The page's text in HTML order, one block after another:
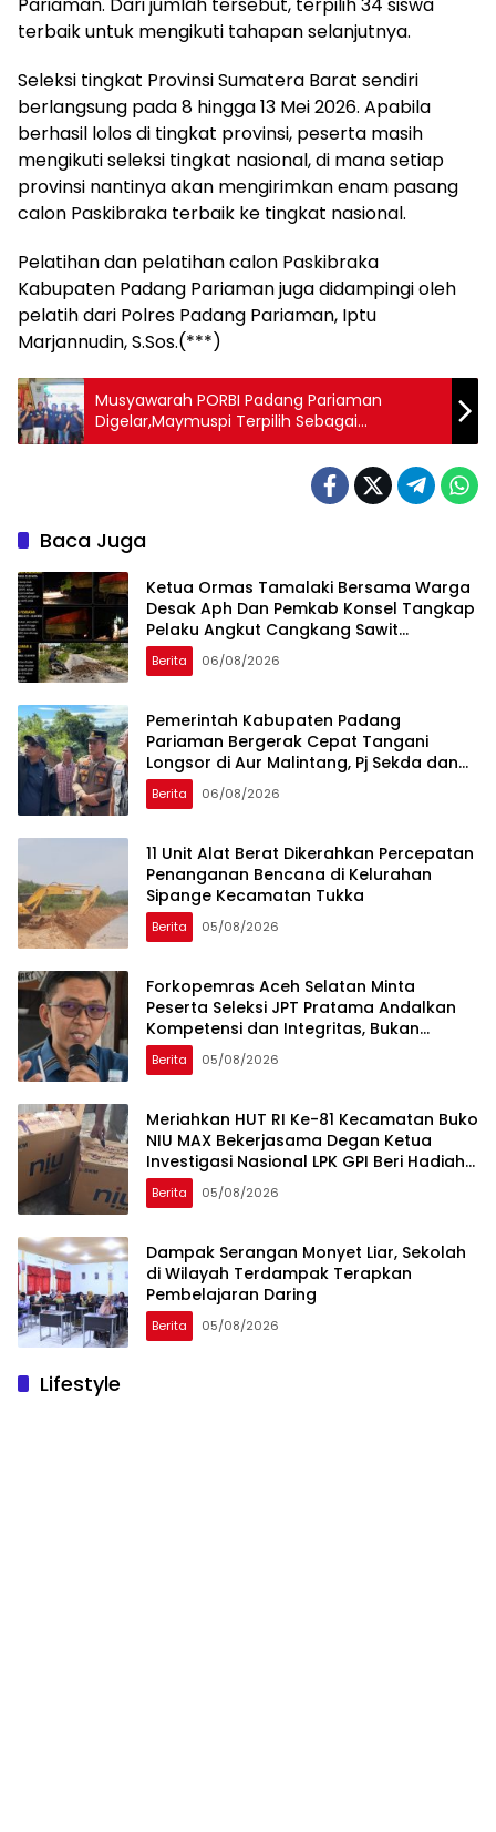
terbaik untuk mengikuti tahapan selanjutnya.
Seleksi tingkat Provinsi Sumatera Barat sendiri
berlangsung pada 8 hingga 13 Mei 2026. Apabila
berhasil lolos di tingkat provinsi, peserta masih
mengikuti seleksi tingkat nasional, di mana setiap
provinsi nantinya akan mengirimkan enam pasang
calon Paskibraka terbaik ke tingkat nasional.
Pelatihan dan pelatihan calon Paskibraka
Kabupaten Padang Pariaman juga didampingi oleh
pelatih dari Polres Padang Pariaman, Iptu
Marjannudin, S.Sos.(***)
Musyawarah PORBI Padang Pariaman
Digelar,Maymuspi Terpilih Sebagai
Ketua,Bupati JKA Harapkan Organisasi
Baca Juga
Ketua Ormas Tamalaki Bersama Warga
Desak Aph Dan Pemkab Konsel Tangkap
Pelaku Angkut Cangkang Sawit
Overload, Truk PT KAP Melintas Jalan
Umum
Berita 06/08/2026
Pemerintah Kabupaten Padang
Pariaman Bergerak Cepat Tangani
Longsor di Aur Malintang, Pj Sekda dan
Anggota DPR RI Sepakati Pembukaan
Trase Jalan Baru
Berita 06/08/2026
11 Unit Alat Berat Dikerahkan Percepatan
Penanganan Bencana di Kelurahan
Sipange Kecamatan Tukka
Berita 05/08/2026
Forkopemras Aceh Selatan Minta
Peserta Seleksi JPT Pratama Andalkan
Kompetensi dan Integritas, Bukan
Kedekatan
Berita 05/08/2026
Meriahkan HUT RI Ke-81 Kecamatan Buko
NIU MAX Bekerjasama Degan Ketua
Investigasi Nasional LPK GPI Beri Hadiah
Sponsor Kegiatan Laga Sepak Bola U-
45
Berita 05/08/2026
Dampak Serangan Monyet Liar, Sekolah
di Wilayah Terdampak Terapkan
Pembelajaran Daring
Berita 05/08/2026
Lifestyle